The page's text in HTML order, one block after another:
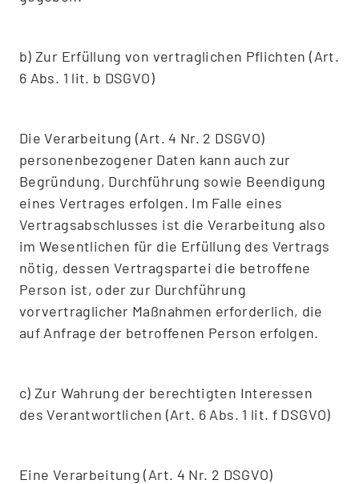
b) Zur Erfüllung von vertraglichen Pflichten (Art.
6 Abs. 1 lit. b DSGVO)
Die Verarbeitung (Art. 4 Nr. 2 DSGVO)
personenbezogener Daten kann auch zur
Begründung, Durchführung sowie Beendigung
eines Vertrages erfolgen. Im Falle eines
Vertragsabschlusses ist die Verarbeitung also
im Wesentlichen für die Erfüllung des Vertrags
nötig, dessen Vertragspartei die betroffene
Person ist, oder zur Durchführung
vorvertraglicher Maßnahmen erforderlich, die
auf Anfrage der betroffenen Person erfolgen.
c) Zur Wahrung der berechtigten Interessen
des Verantwortlichen (Art. 6 Abs. 1 lit. f DSGVO)
Eine Verarbeitung (Art. 4 Nr. 2 DSGVO)